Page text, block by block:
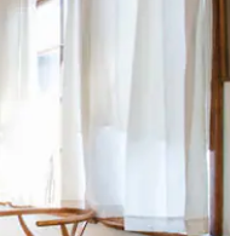
arriba y hacia abajo, o